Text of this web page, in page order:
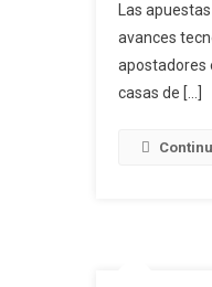
Las
avances
apostadores
casas de […]